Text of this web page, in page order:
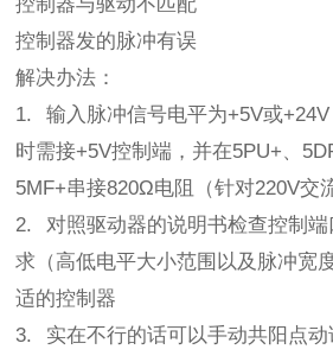
控制器发的脉冲有误
解决办法：
1. 输入脉冲信号电平为+5V或
时需接+5V控制端，并在5PU+、
5MF+串接820Ω电阻（针对220V交
2. 对照驱动器的说明书检查控制
求（高低电平大小范围以及脉冲宽
适的控制器
3. 实在不行的话可以手动共阳点动